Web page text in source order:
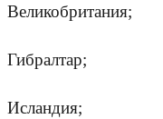
Великобритания;
Гибралтар;
Исландия;